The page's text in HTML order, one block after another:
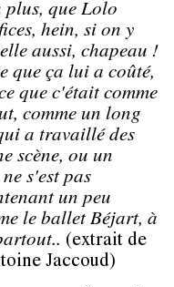
plus, que Lolo
hein, si on y
aussi, chapeau !
que ça lui a coûté,
que c'était comme
comme un long
a travaillé des
scène, ou un
s'est pas
un peu
le ballet Béjart, à
(extrait de
Jaccoud)